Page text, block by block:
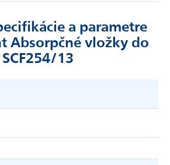
a parametre
Absorpčné vložky do
13